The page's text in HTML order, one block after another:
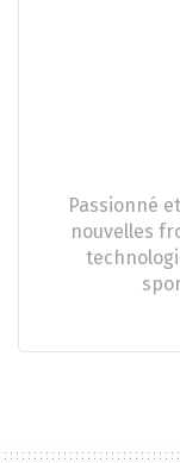
Passionné
nouvelles